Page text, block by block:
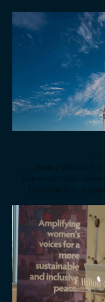
Justice Without
Commission for
Peacebuilders ,